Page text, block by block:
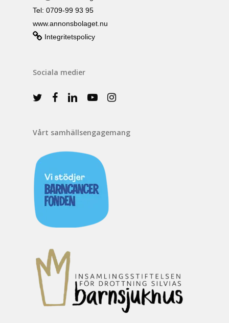
Tel: 0709-99 93 95
www.annonsbolaget.nu
Integritetspolicy
Sociala medier
Vårt samhällsengagemang